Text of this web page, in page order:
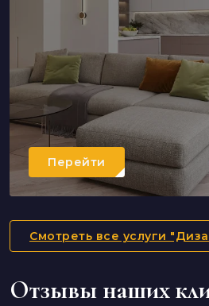
Перейти
Смотреть все услуги
Отзывы наших